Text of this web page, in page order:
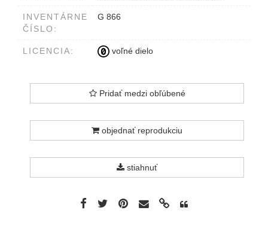
INVENTÁRNE
ČÍSLO:
G 866
LICENCIA: voľné dielo
Pridať medzi obľúbené
objednať reprodukciu
stiahnuť